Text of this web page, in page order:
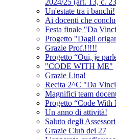
2024/25 (art. 13, c.
Un'estate tra i banchi!
Ai docenti che
Festa finale "Da
Progetto "Dagli
Grazie Prof.!!!!!
Progetto “Oui, je
"CODE WITH ME"
Grazie Lina!
Recita 2^C "Da
Magnifici team
Progetto “Code
Un anno di attività!
Saluto degli
Grazie Club dei 27